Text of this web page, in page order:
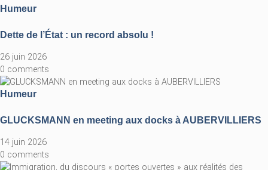
Humeur
Dette de l’État : un record absolu !
26 juin 2026
0 comments
Humeur
GLUCKSMANN en meeting aux docks à AUBERVILLIERS
14 juin 2026
0 comments